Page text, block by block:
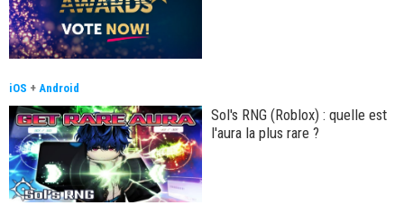
iOS + Android
Sol's RNG (Roblox) : quelle est
l'aura la plus rare ?